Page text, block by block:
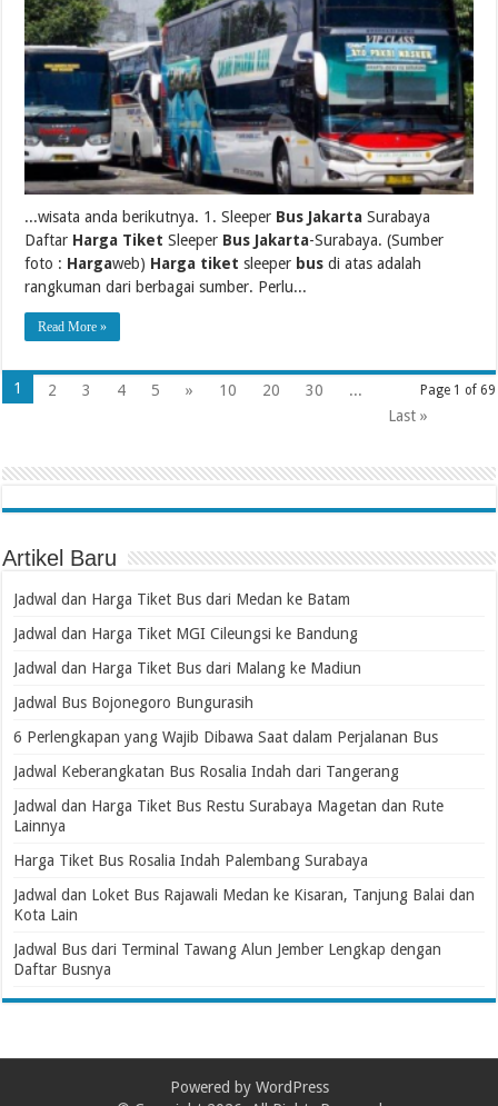
...wisata anda berikutnya. 1. Sleeper Bus Jakarta Surabaya
Daftar Harga Tiket Sleeper Bus Jakarta-Surabaya. (Sumber
foto : Hargaweb) Harga tiket sleeper bus di atas adalah
rangkuman dari berbagai sumber. Perlu...
Read More »
Page 1 of 69
1 2 3 4 5 » 10 20 30
...
Last »
Artikel Baru
Jadwal dan Harga Tiket Bus dari Medan ke Batam
Jadwal dan Harga Tiket MGI Cileungsi ke Bandung
Jadwal dan Harga Tiket Bus dari Malang ke Madiun
Jadwal Bus Bojonegoro Bungurasih
6 Perlengkapan yang Wajib Dibawa Saat dalam Perjalanan Bus
Jadwal Keberangkatan Bus Rosalia Indah dari Tangerang
Jadwal dan Harga Tiket Bus Restu Surabaya Magetan dan Rute
Lainnya
Harga Tiket Bus Rosalia Indah Palembang Surabaya
Jadwal dan Loket Bus Rajawali Medan ke Kisaran, Tanjung Balai dan
Kota Lain
Jadwal Bus dari Terminal Tawang Alun Jember Lengkap dengan
Daftar Busnya
Powered by WordPress